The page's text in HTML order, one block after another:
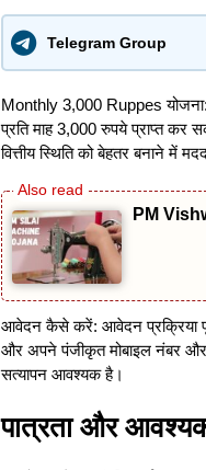
Telegram Group
Monthly 3,000 Ruppes
प्रति माह 3,000 रुपये प्राप्त कर
वित्तीय स्थिति को बेहतर बनाने में
PM
आवेदन कैसे करें: आवेदन प्रक्रिया
और अपने पंजीकृत मोबाइल नंबर
सत्यापन आवश्यक है।
पात्रता और